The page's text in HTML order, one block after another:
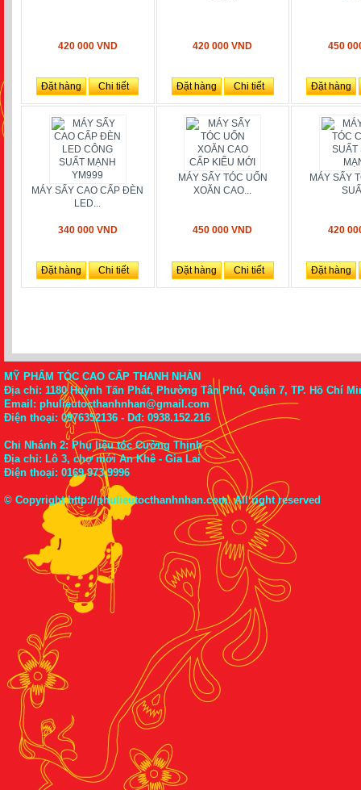
420 000 VND
Đặt hàng Chi tiết
420 000 VND
Đặt hàng Chi tiết
450
Đặt hàng
MÁY SẤY CAO CẤP ĐÈN
LED...
340 000 VND
Đặt hàng Chi tiết
MÁY SẤY TÓC UỐN
XOĂN CAO...
450 000 VND
Đặt hàng Chi tiết
MÁY SẤY
420
Đặt hàng
MỸ PHẨM TÓC CAO CẤP THANH NHÀN
Địa chỉ: 1180 Huỳnh Tấn Phát, Phường Tân Phú, Quận 7, TP. Hồ Chí
Email: phulieutocthanhnhan@gmail.com
Điện thoại: 0976352136 - Dđ: 0938.152.216
Chi Nhánh 2: Phụ liệu tóc Cường Thịnh
Địa chỉ: Lô 3, chợ mới An Khê - Gia Lai
Điện thoại: 0169.973.9996
© Copyright http://phulieutocthanhnhan.com. All right reserved